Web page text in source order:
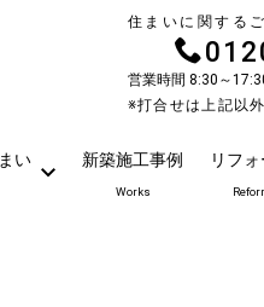
住まいに関する
営業時間 8:30～
※打合せは上記以
い 新築施工事例
Works
リフ